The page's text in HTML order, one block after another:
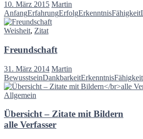
10. März 2015 Martin
AnfangErfahrungErfolgErkenntnisFähigkeit
Weisheit, Zitat
Freundschaft
31. März 2014 Martin
BewusstseinDankbarkeitErkenntnisFähigkeit
Allgemein
Übersicht – Zitate mit Bildern
alle Verfasser